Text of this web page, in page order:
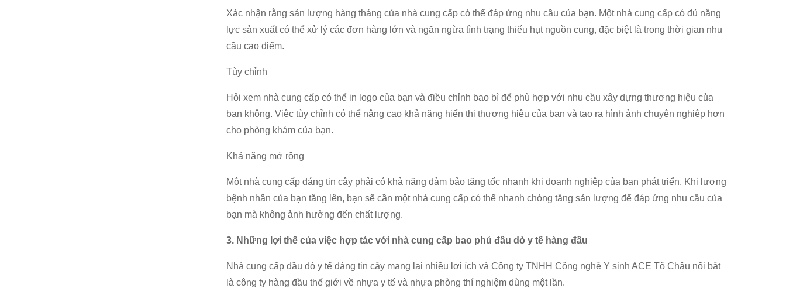
Xác nhận rằng sản lượng hàng tháng của nhà cung cấp có thể đáp ứng nhu cầu của bạn. Một nhà cung cấp có đủ năng
lực sản xuất có thể xử lý các đơn hàng lớn và ngăn ngừa tình trạng thiếu hụt nguồn cung, đặc biệt là trong thời gian nhu
cầu cao điểm.
Tùy chỉnh
Hỏi xem nhà cung cấp có thể in logo của bạn và điều chỉnh bao bì để phù hợp với nhu cầu xây dựng thương hiệu của
bạn không. Việc tùy chỉnh có thể nâng cao khả năng hiển thị thương hiệu của bạn và tạo ra hình ảnh chuyên nghiệp hơn
cho phòng khám của bạn.
Khả năng mở rộng
Một nhà cung cấp đáng tin cậy phải có khả năng đảm bảo tăng tốc nhanh khi doanh nghiệp của bạn phát triển. Khi lượng
bệnh nhân của bạn tăng lên, bạn sẽ cần một nhà cung cấp có thể nhanh chóng tăng sản lượng để đáp ứng nhu cầu của
bạn mà không ảnh hưởng đến chất lượng.
3. Những lợi thế của việc hợp tác với nhà cung cấp bao phủ đầu dò y tế hàng đầu
Nhà cung cấp đầu dò y tế đáng tin cậy mang lại nhiều lợi ích và Công ty TNHH Công nghệ Y sinh ACE Tô Châu nổi bật
là công ty hàng đầu thế giới về nhựa y tế và nhựa phòng thí nghiệm dùng một lần.